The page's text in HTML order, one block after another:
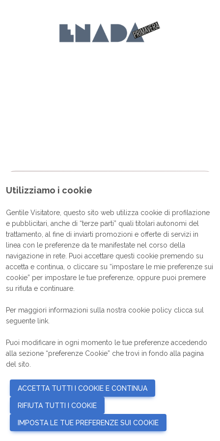
Password dimenticata?
Inserisci la tua e-mail e riceverai un messaggio per impostare
la tua nuova password
Email
Invia link
PREFERENZE COOKIElanguage IT
Utilizziamo i cookie
Gentile Visitatore, questo sito web utilizza cookie di profilazione
e pubblicitari, anche di “terze parti” quali titolari autonomi del
trattamento, al fine di inviarti promozioni e offerte di servizi in
linea con le preferenze da te manifestate nel corso della
navigazione in rete. Puoi accettare questi cookie premendo su
accetta e continua, o cliccare su “impostare le mie preferenze sui
cookie” per impostare le tue preferenze, oppure puoi premere
su rifiuta e continuare.
Per maggiori informazioni sulla nostra cookie policy clicca sul
seguente link
Puoi modificare in ogni momento le tue preferenze accedendo
alla sezione “preferenze Cookie” che trovi in fondo alla pagina
del sito.
ACCETTA TUTTI I COOKIE E CONTINUA
RIFIUTA TUTTI I COOKIE
IMPOSTA LE TUE PREFERENZE SUI COOKIE